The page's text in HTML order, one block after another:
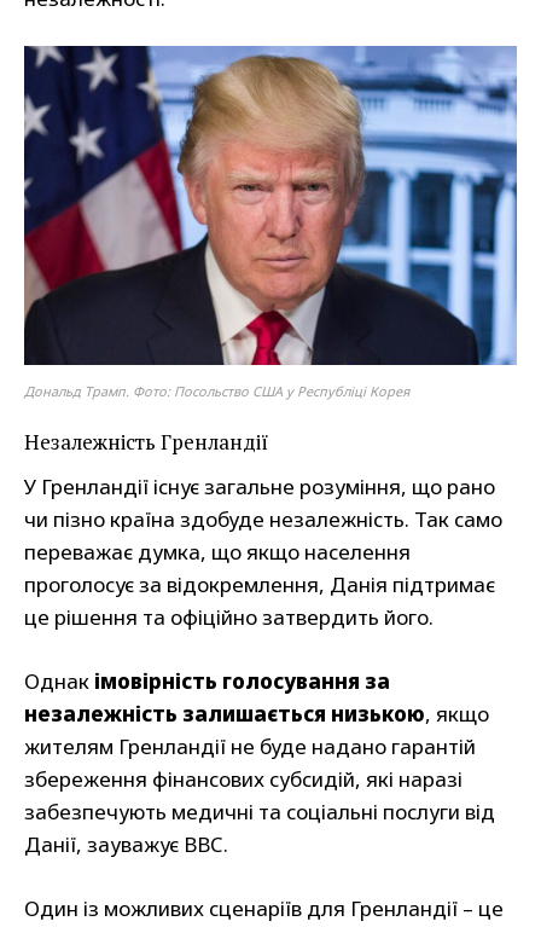
Дональд Трамп. Фото: Посольство США у Республіці Корея
Незалежність Гренландії
У Гренландії існує загальне розуміння, що рано
чи пізно країна здобуде незалежність. Так само
переважає думка, що якщо населення
проголосує за відокремлення, Данія підтримає
це рішення та офіційно затвердить його.
Однак імовірність голосування за
незалежність залишається низькою, якщо
жителям Гренландії не буде надано гарантій
збереження фінансових субсидій, які наразі
забезпечують медичні та соціальні послуги від
Данії, зауважує BBC.
Один із можливих сценаріїв для Гренландії – це